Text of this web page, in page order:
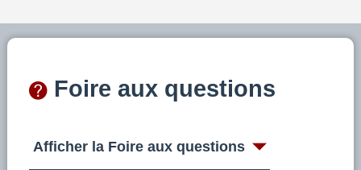
Foire aux questions
Afficher la Foire aux questions